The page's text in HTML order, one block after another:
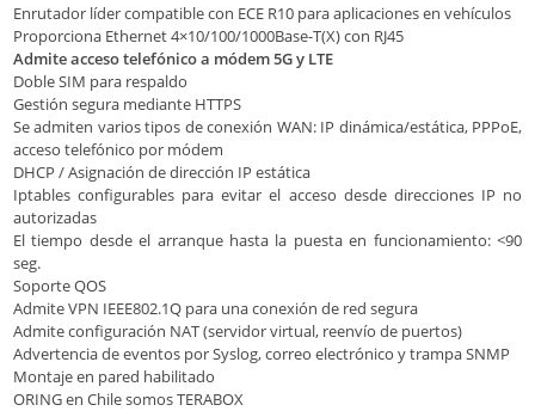
Enrutador líder compatible con ECE R10 para aplicaciones en vehículos
Proporciona Ethernet 4×10/100/1000Base-T(X) con RJ45
Admite acceso telefónico a módem5G y LTE
Doble SIM para respaldo
Gestión segura mediante HTTPS
Se admiten varios tipos de conexión WAN: IP dinámica/estática, PPPoE,
acceso telefónico por módem
DHCP / Asignación de dirección IP estática
Iptables configurables para evitar el acceso desde direcciones IP no
autorizadas
El tiempo desde el arranque hasta la puesta en funcionamiento: <90
seg.
Soporte QOS
Admite VPN IEEE802.1Q para una conexión de red segura
Admite configuración NAT (servidor virtual, reenvío de puertos)
Advertencia de eventos por Syslog, correo electrónico y trampa SNMP
Montaje en pared habilitado
ORING en Chile somos TERABOX